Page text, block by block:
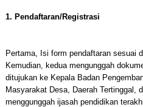
1. Pendaftaran/Registrasi
Pertama, Isi form pendaftaran sesuai
Kemudian, kedua mengunggah
ditujukan ke Kepala Badan
Masyarakat Desa, Daerah Tertinggal,
menggunggah ijasah pendidikan